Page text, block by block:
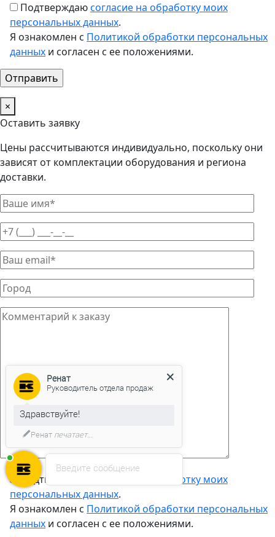
Подтверждаюсогласие на обработку моих
персональных данных.
Я ознакомлен с Политикой обработки персональных
данных и согласен с ее положениями.
×
Оставить заявку
Цены рассчитываются индивидуально, поскольку они
зависят от комплектации оборудования и региона
доставки.
Подтверждаю
согласие на обработку моих
персональных данных.
Я ознакомлен с Политикой обработки персональных
данных и согласен с ее положениями.
Введите сообщение
Ренат
Руководитель отдела продаж
Здравствуйте!
Ренатпечатает...